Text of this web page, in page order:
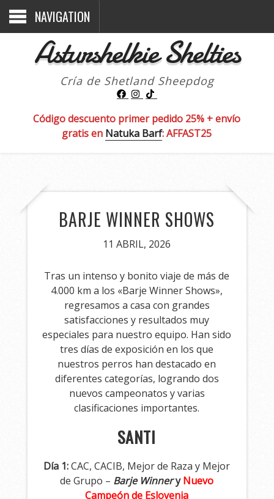
NAVIGATION
Asturshelkie Shelties
Cría de Shetland Sheepdog
Código descuento primer pedido 25% + envío
gratis en Natuka Barf: AFFAST25
BARJE WINNER SHOWS
11 ABRIL, 2026
Tras un intenso y bonito viaje de más de
4.000 km a los «Barje Winner Shows»,
regresamos a casa con grandes
satisfacciones y resultados muy
especiales para nuestro equipo. Han sido
tres días de exposición en los que
nuestros perros han destacado en
diferentes categorías, logrando dos
nuevos campeonatos y varias
clasificaciones importantes.
SANTI
Día 1:CAC, CACIB, Mejor de Raza y Mejor
de Grupo – Barje WinneryNuevo
Campeón de Eslovenia